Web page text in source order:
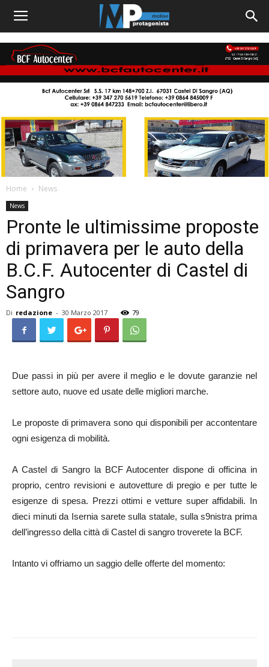
Home News
News
Pronte le ultimissime proposte
di primavera per le auto della
B.C.F. Autocenter di Castel di
Sangro
Di redazione - 30 Marzo 2017 79
Due passi in più per avere il meglio e le dovute garanzie nel
settore auto, nuove ed usate delle migliori marche.
Le proposte di primavera sono qui disponibili per accontentare
ogni esigenza di mobilità.
A Castel di Sangro la BCF Autocenter dispone di officina in
proprio, centro revisioni e autovetture di pregio e per tutte le
esigenze di spesa. Prezzi ottimi e vetture super affidabili. In
dieci minuti da Isernia sarete sulla statale, sulla s9nistra prima
dell’ingresso della città di Castel di sangro troverete la BCF.
Intanto vi offriamo un saggio delle offerte del momento: